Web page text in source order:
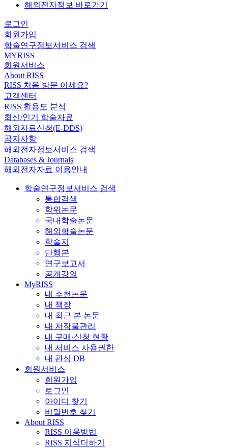
해외전자정보 바로가기
로그인
회원가입
학술연구정보서비스 검색
MYRISS
회원서비스
About RISS
RISS 처음 방문 이세요?
고객센터
RISS 활용도 분석
최신/인기 학술자료
해외자료신청(E-DDS)
공지사항
해외전자정보서비스 검색
Databases & Journals
해외전자자료 이용안내
학술연구정보서비스 검색
통합검색
학위논문
국내학술논문
해외학술논문
학술지
단행본
연구보고서
공개강의
MyRISS
내 추천논문
내 책장
내 최근 본 논문
내 저작물관리
내 구매·신청 현황
내 서비스 사용권한
내 관심 DB
회원서비스
회원가입
로그인
아이디 찾기
비밀번호 찾기
About RISS
RISS 이용방법
RISS 지식더하기